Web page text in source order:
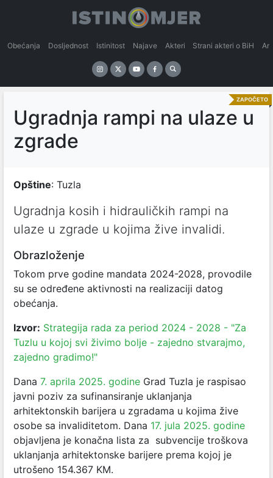
Obećanja Dosljednost Istinitost Najave Akteri Strani akteri o BiH
ZAPOČETO
Ugradnja rampi na ulaze u
zgrade
Opštine: Tuzla
Ugradnja kosih i hidrauličkih rampi na
ulaze u zgrade u kojima žive invalidi.
Obrazloženje
Tokom prve godine mandata 2024-2028, provodile
su se određene aktivnosti na realizaciji datog
obećanja.
Izvor: Strategija rada za period 2024 - 2028 - "Za
Tuzlu u kojoj svi živimo bolje - zajedno stvarajmo,
zajedno gradimo!"
Dana 7. aprila 2025. godine Grad Tuzla je raspisao
javni poziv za sufinansiranje uklanjanja
arhitektonskih barijera u zgradama u kojima žive
osobe sa invaliditetom. Dana 17. jula 2025. godine
objavljena je konačna lista za subvencije troškova
uklanjanja arhitektonske barijere prema kojoj je
utrošeno 154.367 KM.